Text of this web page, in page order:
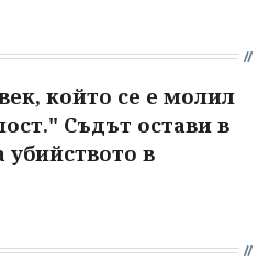
който се е молил
Съдът остави в
убийството в